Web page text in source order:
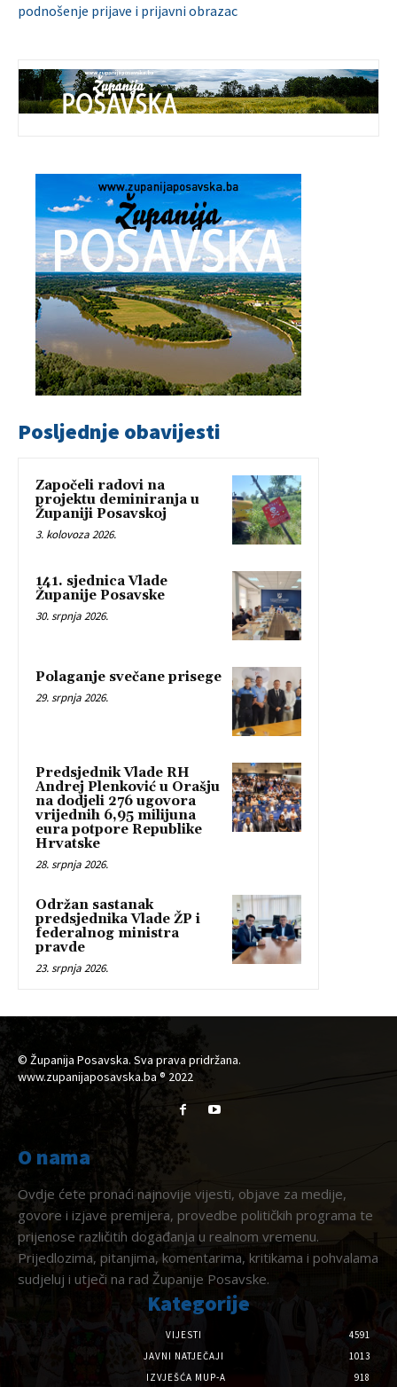
podnošenje prijave i prijavni obrazac
Posljednje obavijesti
Započeli radovi na
projektu deminiranja u
Županiji Posavskoj
3. kolovoza 2026.
141. sjednica Vlade
Županije Posavske
30. srpnja 2026.
Polaganje svečane prisege
29. srpnja 2026.
Predsjednik Vlade RH
Andrej Plenković u Orašju
na dodjeli 276 ugovora
vrijednih 6,95 milijuna
eura potpore Republike
Hrvatske
28. srpnja 2026.
Održan sastanak
predsjednika Vlade ŽP i
federalnog ministra
pravde
23. srpnja 2026.
© Županija Posavska. Sva prava pridržana.
www.zupanijaposavska.ba ® 2022
O nama
Ovdje ćete pronaći najnovije vijesti, objave za medije,
govore i izjave premijera, provedbe političkih programa te
prijenose različitih događanja u realnom vremenu.
Prijedlozima, pitanjima, komentarima, kritikama i pohvalama
sudjeluj i utječi na rad Županije Posavske.
Kategorije
VIJESTI
4591
JAVNI NATJEČAJI
1013
IZVJEŠĆA MUP-A
918